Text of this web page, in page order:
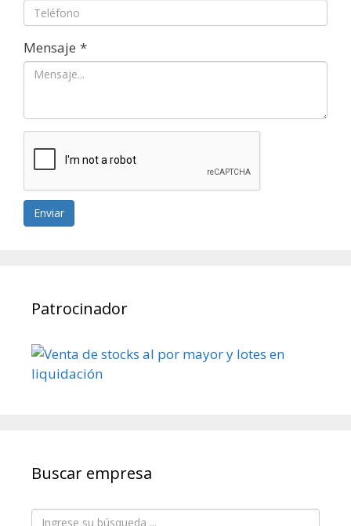
Mensaje *
Enviar
Patrocinador
Buscar empresa